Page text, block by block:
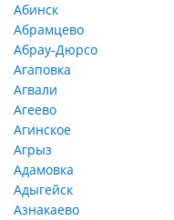
Абинск
Абрамцево
Абрау-Дюрсо
Агаповка
Агвали
Агеево
Агинское
Агрыз
Адамовка
Адыгейск
Азнакаево